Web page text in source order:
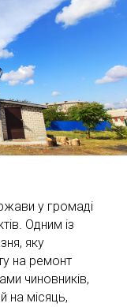
у громаді
Одним із
яку
на ремонт
чиновників,
на місяць,